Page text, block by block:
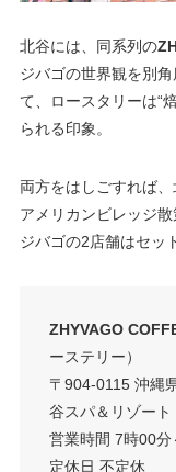
北谷には、同系列の
ジバゴの世界観を別
て、ロースタリーは“
られる印象。
両方をはしごすれば
アメリカンビレッジ
ジバゴの2店舗はセッ
ZHYVAGO
ーステリー）
〒904-0115 沖縄
谷スパ＆リゾー
営業時間 7時00
定休日 不定休